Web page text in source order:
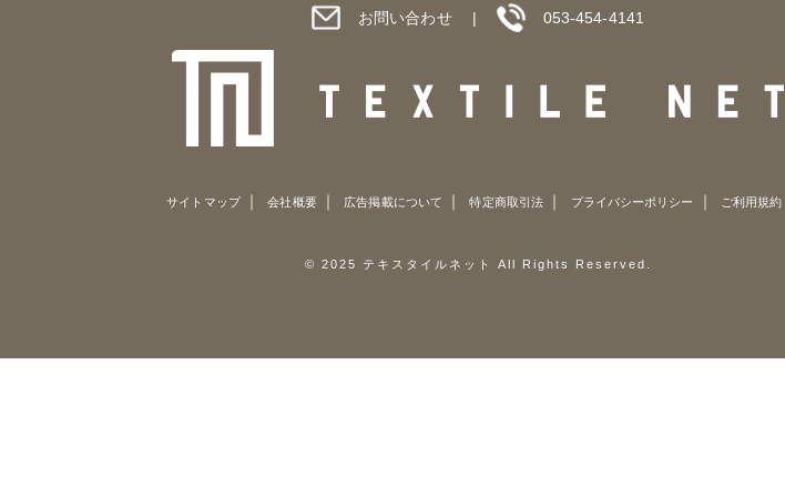
お問い合わせ 053-454-4141
サイトマップ 会社概要 広告掲載について 特定商取引法 プライバシーポリシー ご利用規約
© 2025 テキスタイルネット All Rights Reserved.